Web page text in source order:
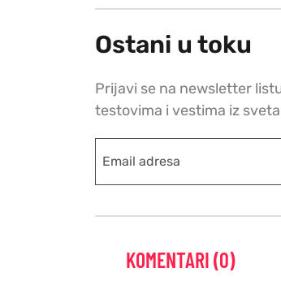
Ostani u toku
Prijavi se na newsletter
testovima i vestima iz
KOMENTARI (0)